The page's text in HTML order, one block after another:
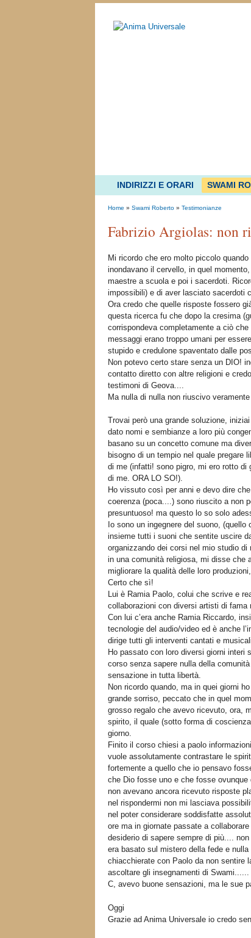
INDIRIZZI E ORARI SWAMI
Fabrizio Argiolas: non
Mi ricordo che ero molto piccolo
inondavano il cervello, in quel
maestre a scuola e poi i sacerdoti.
impossibili) e di aver lasciato sacerdoti
Ora credo che quelle risposte fossero
questa ricerca fu che dopo la cresima
corrispondeva completamente a ciò
messaggi erano troppo umani per
stupido e credulone spaventato dalle
Non potevo certo stare senza un DIO!
contatto diretto con altre religioni e
testimoni di Geova....
Ma nulla di nulla non riuscivo
Trovai però una grande soluzione,
dato nomi e sembianze a loro più
basano su un concetto comune ma
bisogno di un tempio nel quale pregare
di me (infatti! sono pigro, mi ero rotto di
di me. ORA LO SO!).
Ho vissuto così per anni e devo dire
coerenza (poca....) sono riuscito a non
presuntuoso! ma questo lo so solo
Io sono un ingegnere del suono,
insieme tutti i suoni che sentite uscire
organizzando dei corsi nel mio studio
in una comunità religiosa, mi disse che
migliorare la qualità delle loro
Certo che sì!
Lui è Ramia Paolo, colui che scrive e
collaborazioni con diversi artisti di
Con lui c’era anche Ramia Riccardo,
tecnologie del audio/video ed è anche
dirige tutti gli interventi cantati e
Ho passato con loro diversi giorni interi
corso senza sapere nulla della
sensazione in tutta libertà.
Non ricordo quando, ma in quei giorni
grande sorriso, peccato che in quel
grosso regalo che avevo ricevuto, ora,
spirito, il quale (sotto forma di
giorno.
Finito il corso chiesi a paolo
vuole assolutamente contrastare le
fortemente a quello che io pensavo
che Dio fosse uno e che fosse
non avevano ancora ricevuto risposte
nel rispondermi non mi lasciava
nel poter considerare soddisfatte
ore ma in giornate passate a
desiderio di sapere sempre di più....
era basato sul mistero della fede e
chiacchierate con Paolo da non sentire
ascoltare gli insegnamenti di
C, avevo buone sensazioni, ma le sue
Oggi
Grazie ad Anima Universale io credo
Home » Swami Roberto » Testimonianze